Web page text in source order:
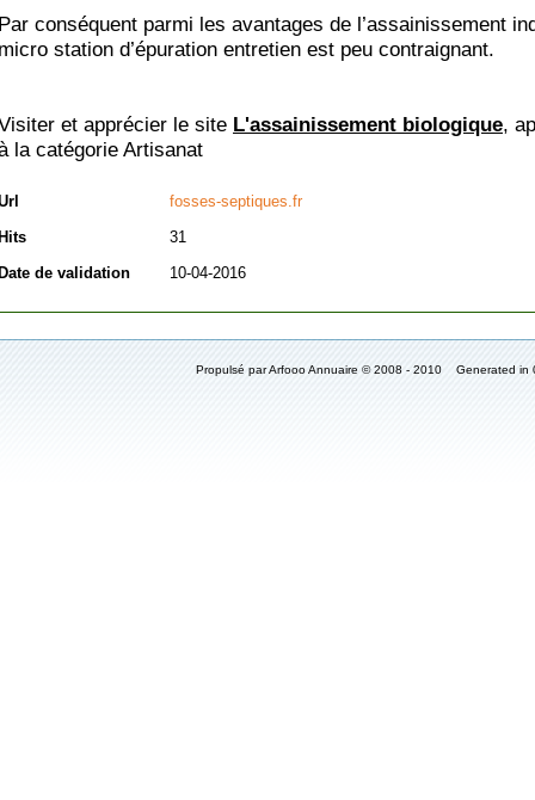
conséquent parmi les avantages de l’assainissement
station d’épuration entretien est peu contraignant.
et apprécier le site L'assainissement biologique,
la catégorie Artisanat
fosses-septiques.fr
31
de validation
10-04-2016
Propulsé par Arfooo Annuaire © 2008 - 2010 Generated